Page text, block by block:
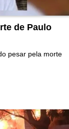
de Paulo
pesar pela morte